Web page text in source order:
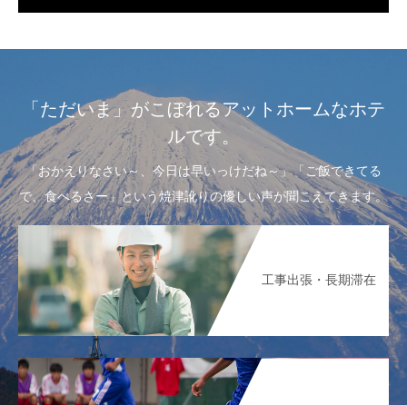
「ただいま」がこぼれるアットホームなホテ
ルです。
「おかえりなさい～、今日は早いっけだね～」「ご飯できてる
で、食べるさー」という焼津訛りの優しい声が聞こえてきます。
工事出張・長期滞在